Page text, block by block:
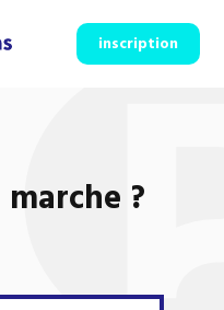
inscription
?